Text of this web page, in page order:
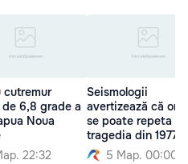
cutremur
6,8 grade a
Noua
22:32
Seismologii
avertizează că
se poate repeta
tragedia din 1977
5 Мар. 00:00